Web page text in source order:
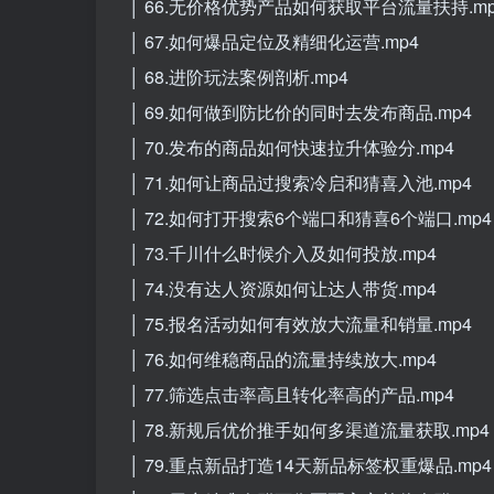
│ 66.无价格优势产品如何获取平台流量扶持
│ 67.如何爆品定位及精细化运营.mp4
│ 68.进阶玩法案例剖析.mp4
│ 69.如何做到防比价的同时去发布商品.mp4
│ 70.发布的商品如何快速拉升体验分.mp4
│ 71.如何让商品过搜索冷启和猜喜入池.mp4
│ 72.如何打开搜索6个端口和猜喜6个端口.mp4
│ 73.千川什么时候介入及如何投放.mp4
│ 74.没有达人资源如何让达人带货.mp4
│ 75.报名活动如何有效放大流量和销量.mp4
│ 76.如何维稳商品的流量持续放大.mp4
│ 77.筛选点击率高且转化率高的产品.mp4
│ 78.新规后优价推手如何多渠道流量获取.mp4
│ 79.重点新品打造14天新品标签权重爆品.mp4